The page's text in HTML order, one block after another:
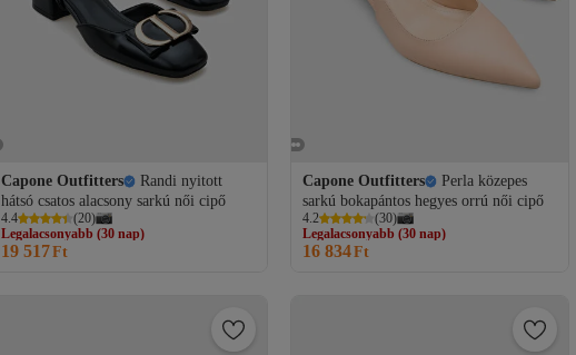
Capone Outfitters
Randi nyitott
hátsó csatos alacsony sarkú női cipő
4.4 (20)
Legalacsonyabb (30 nap)
Ingyenes szállítás
Legalacsonyabb (30 nap)
19 517Ft
Capone Outfitters
Perla közepes
sarkú bokapántos hegyes orrú női cipő
4.2 (30)
Legalacsonyabb (30 nap)
Ingyenes szállítás
Legalacsonyabb (30 nap)
16 834Ft